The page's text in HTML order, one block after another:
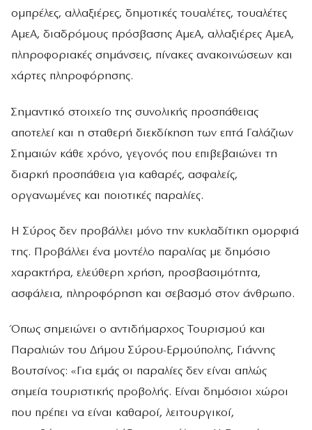
ομπρέλες, αλλαξιέρες, δημοτικές τουαλέτες, τουαλέτες
ΑμεΑ, διαδρόμους πρόσβασης ΑμεΑ, αλλαξιέρες ΑμεΑ,
πληροφοριακές σημάνσεις, πίνακες ανακοινώσεων και
χάρτες πληροφόρησης.
Σημαντικό στοιχείο της συνολικής προσπάθειας
αποτελεί και η σταθερή διεκδίκηση των επτά Γαλάζιων
Σημαιών κάθε χρόνο, γεγονός που επιβεβαιώνει τη
διαρκή προσπάθεια για καθαρές, ασφαλείς,
οργανωμένες και ποιοτικές παραλίες.
Η Σύρος δεν προβάλλει μόνο την κυκλαδίτικη ομορφιά
της. Προβάλλει ένα μοντέλο παραλίας με δημόσιο
χαρακτήρα, ελεύθερη χρήση, προσβασιμότητα,
ασφάλεια, πληροφόρηση και σεβασμό στον άνθρωπο.
Όπως σημειώνει ο αντιδήμαρχος Τουρισμού και
Παραλιών του Δήμου Σύρου-Ερμούπολης, Γιάννης
Βουτσίνος: «Για εμάς οι παραλίες δεν είναι απλώς
σημεία τουριστικής προβολής. Είναι δημόσιοι χώροι
που πρέπει να είναι καθαροί, λειτουργικοί,